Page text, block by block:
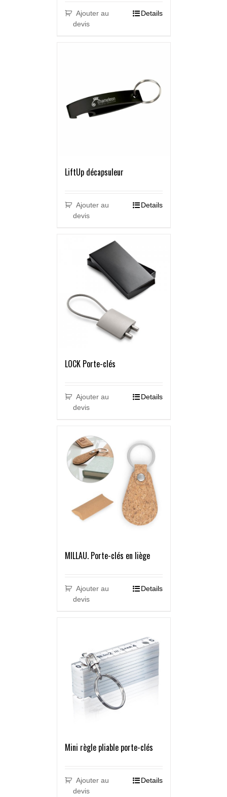
Ajouter au
devis
Details
LiftUp décapsuleur
Ajouter au
devis
Details
LOCK Porte-clés
Ajouter au
devis
Details
MILLAU. Porte-clés en liège
Ajouter au
devis
Details
Mini règle pliable porte-clés
Ajouter au
devis
Details